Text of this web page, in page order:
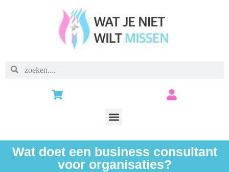
Wat doet een business consultant
voor organisaties?